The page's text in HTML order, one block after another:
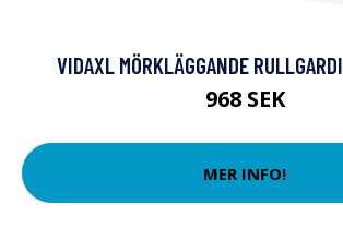
VIDAXL MÖRKLÄGGANDE
968 SEK
MER INFO!